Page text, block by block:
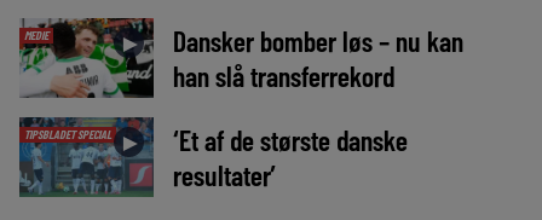
MEDIE ►
Dansker bomber løs – nu kan
han slå transferrekord
TIPSBLADET SPECIAL ►
‘Et af de største danske
resultater’